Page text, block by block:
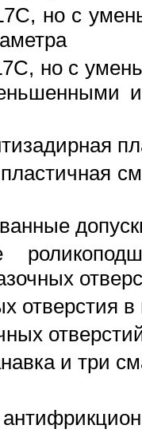
но с
но с
отверстия
и три